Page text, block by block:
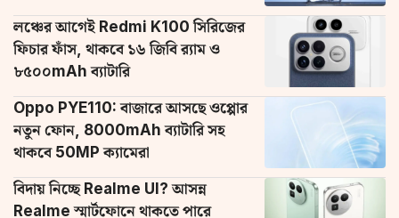
লঞ্চের আগেই Redmi K100 সিরিজের
ফিচার ফাঁস, থাকবে ১৬ জিবি র‌্যাম ও
৮৫০০mAh ব্যাটারি
Oppo PYE110: বাজারে আসছে ওপ্পোর
নতুন ফোন, 8000mAh ব্যাটারি সহ
থাকবে 50MP ক্যামেরা
বিদায় নিচ্ছে Realme UI? আসন্ন
Realme স্মার্টফোনে থাকতে পারে